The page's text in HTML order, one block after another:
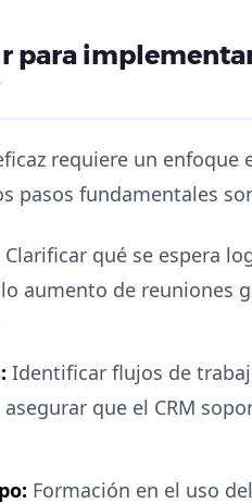
para
requiere un
pasos fundamentales
Clarificar qué se espera
aumento de reuniones
Identificar flujos de
que el CRM
Formación en el uso